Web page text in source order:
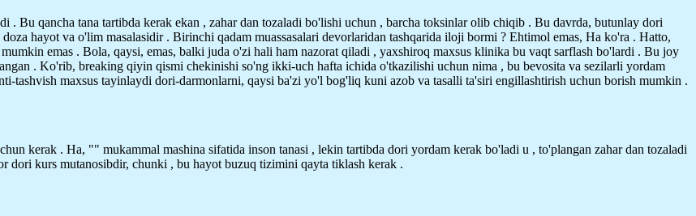
Bu qancha tana tartibda kerak ekan , zahar dan tozaladi bo'lishi uchun , barcha toksinlar olib chiqib . Bu davrda, butunlay dori
hayot va o'lim masalasidir . Birinchi qadam muassasalari devorlaridan tashqarida iloji bormi ? Ehtimol emas, Ha ko'ra . Hatto,
emas . Bola, qaysi, emas, balki juda o'zi hali ham nazorat qiladi , yaxshiroq maxsus klinika bu vaqt sarflash bo'lardi . Bu joy
. Ko'rib, breaking qiyin qismi chekinishi so'ng ikki-uch hafta ichida o'tkazilishi uchun nima , bu bevosita va sezilarli yordam
tashvish maxsus tayinlaydi dori-darmonlarni, qaysi ba'zi yo'l bog'liq kuni azob va tasalli ta'siri engillashtirish uchun borish mumkin .
kerak . Ha, "" mukammal mashina sifatida inson tanasi , lekin tartibda dori yordam kerak bo'ladi u , to'plangan zahar dan tozaladi
kurs mutanosibdir, chunki , bu hayot buzuq tizimini qayta tiklash kerak .